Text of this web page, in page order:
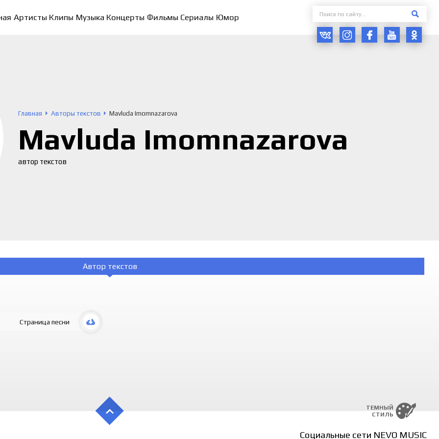
Артисты Клипы Музыка Концерты Фильмы Сериалы Юмор
Главная Авторы текстов Mavluda Imomnazarova
Mavluda Imomnazarova
автор текстов
Автор текстов
Страница песни
ТЕМНЫЙ
СТИЛЬ
Социальные сети NEVO MUSIC